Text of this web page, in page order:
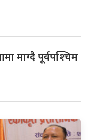
माग्दै पूर्वपश्चिम